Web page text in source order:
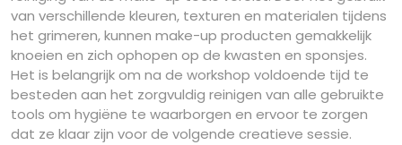
van verschillende kleuren, texturen en materialen tijdens
het grimeren, kunnen make-up producten gemakkelijk
knoeien en zich ophopen op de kwasten en sponsjes.
Het is belangrijk om na de workshop voldoende tijd te
besteden aan het zorgvuldig reinigen van alle gebruikte
tools om hygiëne te waarborgen en ervoor te zorgen
dat ze klaar zijn voor de volgende creatieve sessie.